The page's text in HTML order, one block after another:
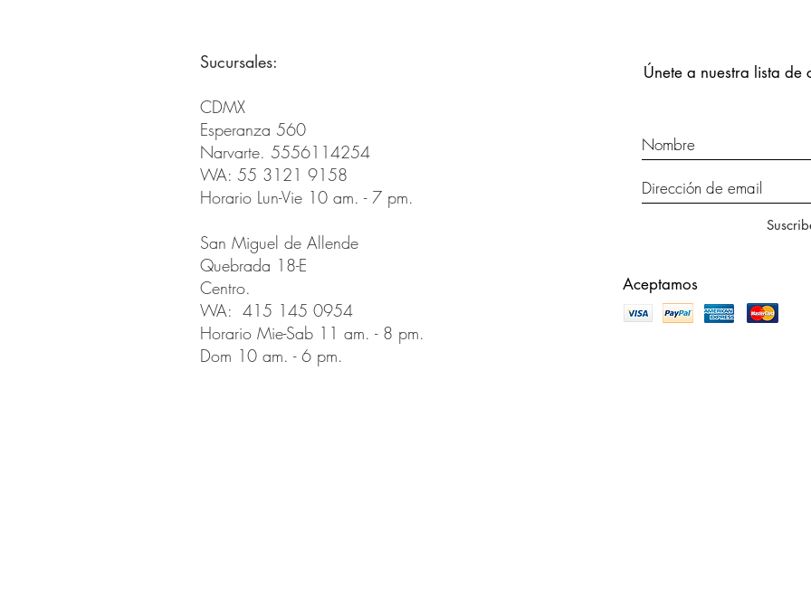
Sucursales:
CDMX
Esperanza 560
Narvarte. 5556114254
WA: 55 3121 9158
Horario Lun-Vie 10 am. - 7 pm.
San Miguel de Allende
Quebrada 18-E
Centro.
WA: 415 145 0954
Horario Mie-Sab 11 am. - 8 pm.
Dom 10 am. - 6 pm.
Únete a nuestra lista de
Aceptamos